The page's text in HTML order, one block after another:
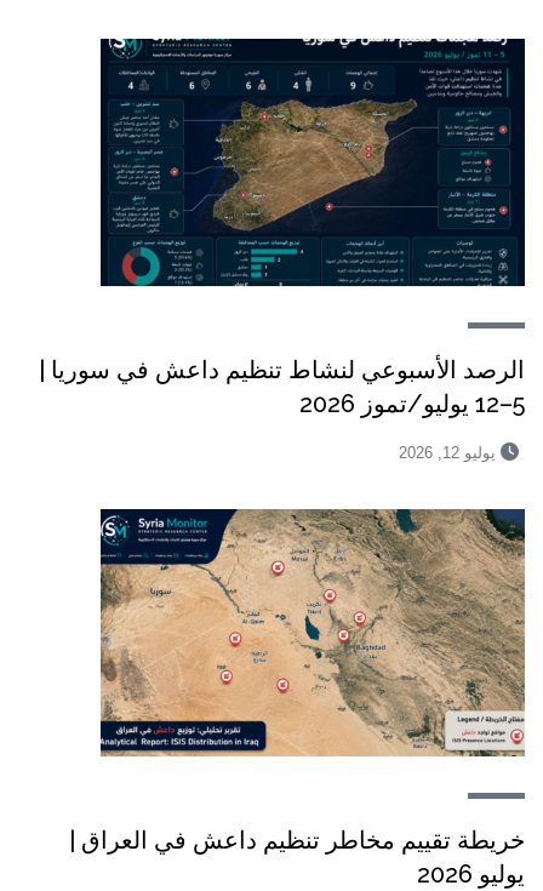
الرصد الأسبوعي لنشاط تنظيم داعش في سوريا |
5–12 يوليو/تموز 2026
يوليو 12, 2026
خريطة تقييم مخاطر تنظيم داعش في العراق |
يوليو 2026